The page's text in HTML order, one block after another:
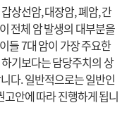
상선암, 대장암, 폐암, 간
전체 암 발생의 대부분을
들 7대 암이 가장 주요한
기보다는 담당주치의 상
다. 일반적으로는 일반인
안에 따라 진행하게 됩니